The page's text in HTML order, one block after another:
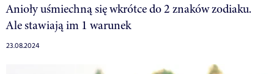
Anioły uśmiechną się wkrótce do 2 znaków zodiaku.
Ale stawiają im 1 warunek
23.08.2024